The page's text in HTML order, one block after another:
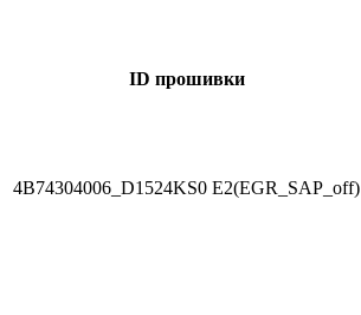
ID прошивки
4B74304006_D1524KS0 E2(EGR_SAP_off)